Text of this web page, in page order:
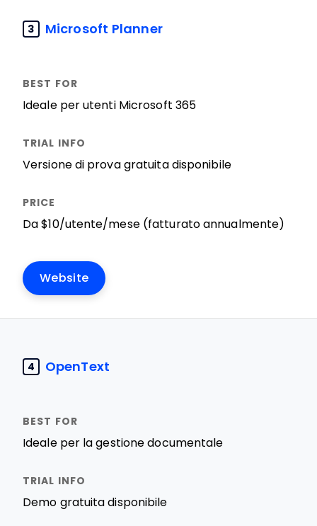
3 Microsoft Planner
Ideale per utenti Microsoft 365
Versione di prova gratuita disponibile
Da $10/utente/mese (fatturato annualmente)
Website
4 OpenText
Ideale per la gestione documentale
Demo gratuita disponibile